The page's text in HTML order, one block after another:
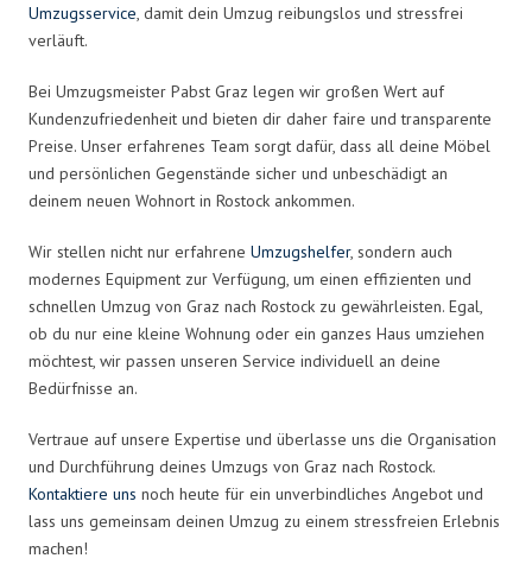
Umzugsservice, damit dein Umzug reibungslos und stressfrei
verläuft.
Bei Umzugsmeister Pabst Graz legen wir großen Wert auf
Kundenzufriedenheit und bieten dir daher faire und transparente
Preise. Unser erfahrenes Team sorgt dafür, dass all deine Möbel
und persönlichen Gegenstände sicher und unbeschädigt an
deinem neuen Wohnort in Rostock ankommen.
Wir stellen nicht nur erfahrene Umzugshelfer, sondern auch
modernes Equipment zur Verfügung, um einen effizienten und
schnellen Umzug von Graz nach Rostock zu gewährleisten. Egal,
ob du nur eine kleine Wohnung oder ein ganzes Haus umziehen
möchtest, wir passen unseren Service individuell an deine
Bedürfnisse an.
Vertraue auf unsere Expertise und überlasse uns die Organisation
und Durchführung deines Umzugs von Graz nach Rostock.
Kontaktiere uns noch heute für ein unverbindliches Angebot und
lass uns gemeinsam deinen Umzug zu einem stressfreien Erlebnis
machen!